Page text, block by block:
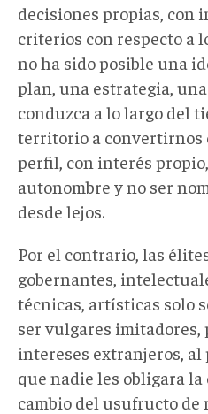
decisiones propias, con
criterios con respecto a
no ha sido posible una
plan, una estrategia,
conduzca a lo largo del
territorio a convertirnos
perfil, con interés
autonombre y no ser
desde lejos.
Por el contrario, las
gobernantes,
técnicas, artísticas solo
ser vulgares imitadores,
intereses extranjeros,
que nadie les obligara la
cambio del usufructo de